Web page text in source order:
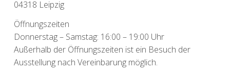
04318 Leipzig
Öffnungszeiten
Donnerstag – Samstag: 16:00 – 19:00 Uhr
Außerhalb der Öffnungszeiten ist ein Besuch der
Ausstellung nach Vereinbarung möglich.